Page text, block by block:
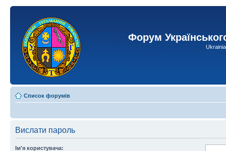
Форум
Список форумів
Вислати пароль
Ім'я користувача: